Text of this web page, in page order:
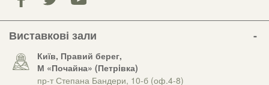
Виставкові зали
Київ, Правий берег,
М «Почайна» (Петрiвка)
пр-т Степана Бандери, 10-б (оф.4-8)